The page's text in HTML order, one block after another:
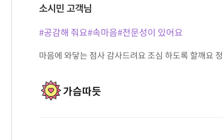
소시민고객님
#공감해 줘요#속마음#전문성이 있어요
마음에 와닿는 점사 감사드려요 조심 하도록 할깨요
가슴따듯